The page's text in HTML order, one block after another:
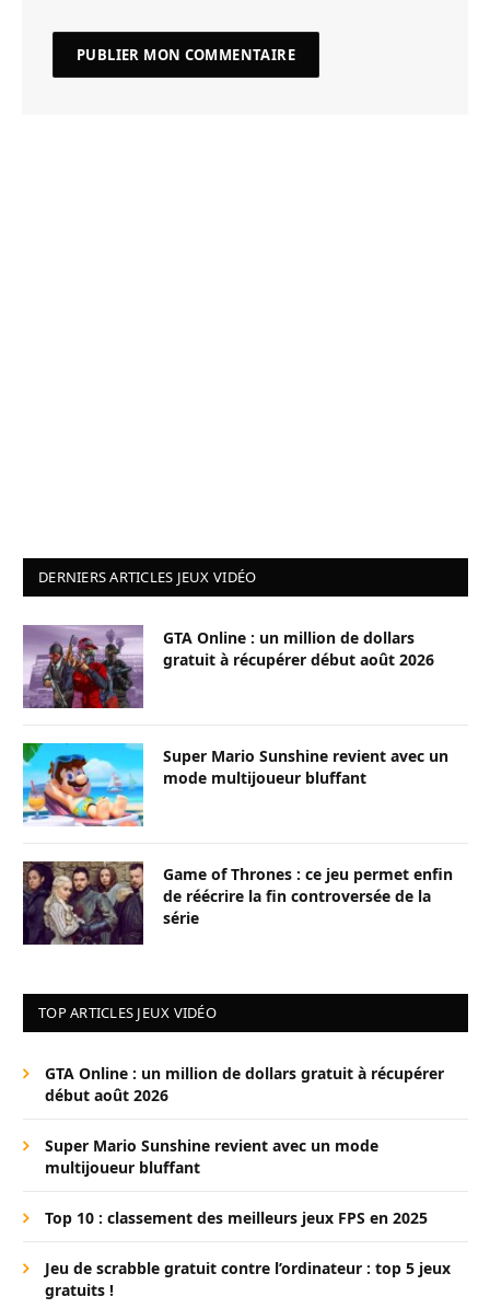
DERNIERS ARTICLES JEUX VIDÉO
GTA Online : un million de dollars
gratuit à récupérer début août 2026
Super Mario Sunshine revient avec un
mode multijoueur bluffant
Game of Thrones : ce jeu permet enfin
de réécrire la fin controversée de la
série
TOP ARTICLES JEUX VIDÉO
GTA Online : un million de dollars gratuit à récupérer
début août 2026
Super Mario Sunshine revient avec un mode
multijoueur bluffant
Top 10 : classement des meilleurs jeux FPS en 2025
Jeu de scrabble gratuit contre l’ordinateur : top 5 jeux
gratuits !